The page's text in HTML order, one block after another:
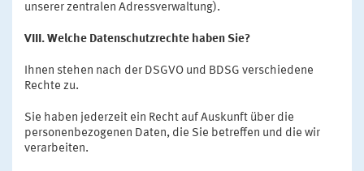
unserer zentralen Adressverwaltung).
VIII. Welche Datenschutzrechte haben Sie?
Ihnen stehen nach der DSGVO und BDSG verschiedene
Rechte zu.
Sie haben jederzeit ein Recht auf Auskunft über die
personenbezogenen Daten, die Sie betreffen und die wir
verarbeiten.